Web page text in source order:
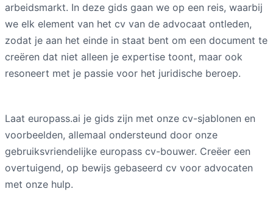
arbeidsmarkt. In deze gids gaan we op een reis, waarbij
we elk element van het cv van de advocaat ontleden,
zodat je aan het einde in staat bent om een document te
creëren dat niet alleen je expertise toont, maar ook
resoneert met je passie voor het juridische beroep.
Laat europass.ai je gids zijn met onze cv-sjablonen en
voorbeelden, allemaal ondersteund door onze
gebruiksvriendelijke europass cv-bouwer. Creëer een
overtuigend, op bewijs gebaseerd cv voor advocaten
met onze hulp.